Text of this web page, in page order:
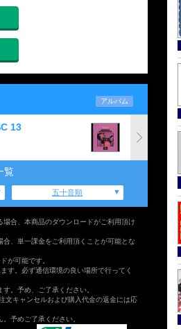
アルバム
13
覧
五十音順
合、本商品のダウンロードがご利用頂け
、単一課金をご利用頂くことが可能とな
が可能です。
す。必ず通信環境の良い場所で行ってく
。予め、ご了承ください。
文キャンセルおよび購入代金の返金には応
予めご了承ください。